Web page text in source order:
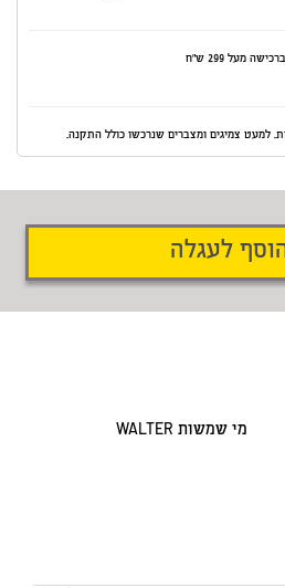
מעל 299 ש"ח
למעט צמיגים ומצברים שנרכשו כולל התקנה.
דיווח על טעות
לעגלה
מי שמשות WALTER